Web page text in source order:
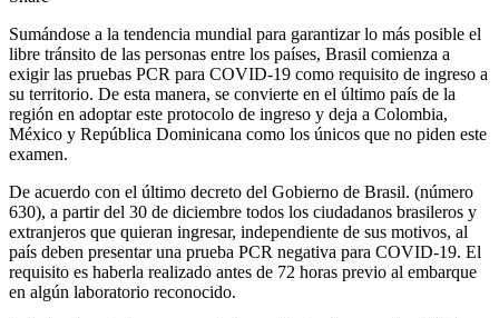
Sumándose a la tendencia mundial para garantizar lo más posible el
libre tránsito de las personas entre los países, Brasil comienza a
exigir las pruebas PCR para COVID-19 como requisito de ingreso a
su territorio. De esta manera, se convierte en el último país de la
región en adoptar este protocolo de ingreso y deja a Colombia,
México y República Dominicana como los únicos que no piden este
examen.
De acuerdo con el último decreto del Gobierno de Brasil. (número
630), a partir del 30 de diciembre todos los ciudadanos brasileros y
extranjeros que quieran ingresar, independiente de sus motivos, al
país deben presentar una prueba PCR negativa para COVID-19. El
requisito es haberla realizado antes de 72 horas previo al embarque
en algún laboratorio reconocido.